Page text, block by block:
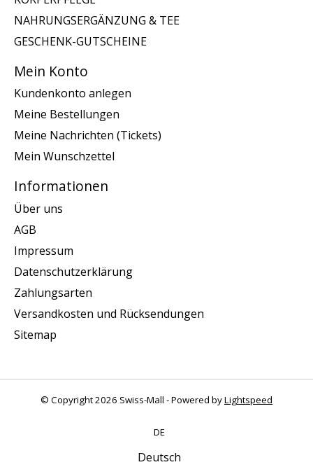
NAHRUNGSERGÄNZUNG & TEE
GESCHENK-GUTSCHEINE
Mein Konto
Kundenkonto anlegen
Meine Bestellungen
Meine Nachrichten (Tickets)
Mein Wunschzettel
Informationen
Über uns
AGB
Impressum
Datenschutzerklärung
Zahlungsarten
Versandkosten und Rücksendungen
Sitemap
© Copyright 2026 Swiss-Mall - Powered byLightspeed
DE
Deutsch